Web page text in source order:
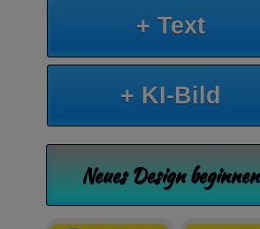
+ Text
+ KI-Bild
Neues Design beginnen